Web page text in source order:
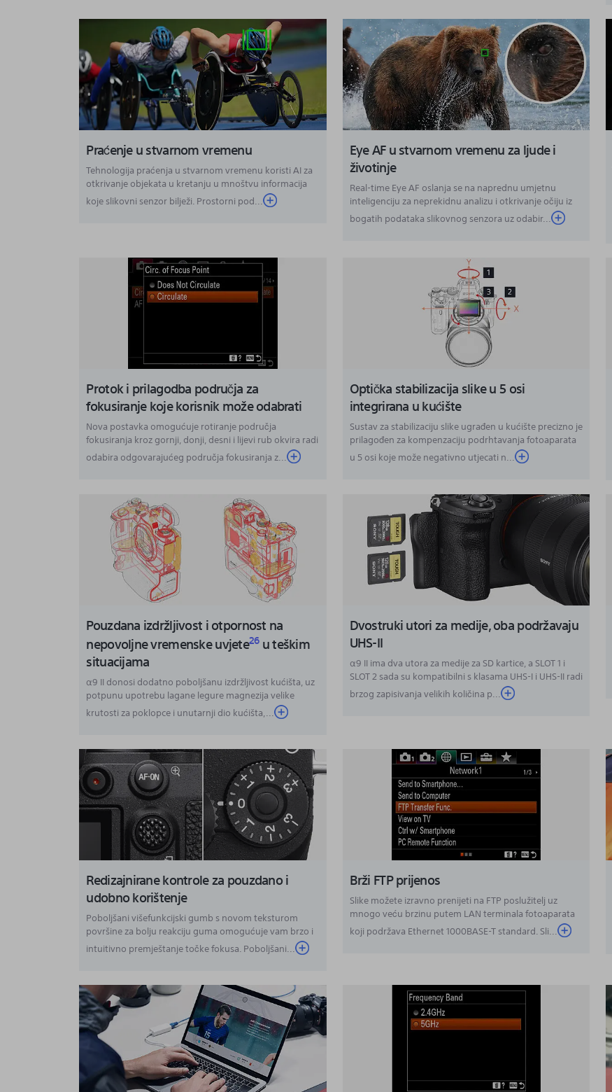
Praćenje u stvarnom vremenu
Tehnologija praćenja u stvarnom vremenu koristi AI za
otkrivanje objekata u kretanju u mnoštvu informacija
koje slikovni senzor bilježi. Prostorni pod...
Eye AF u stvarnom vremenu za ljude i
životinje
Real-time Eye AF oslanja se na naprednu umjetnu
inteligenciju za neprekidnu analizu i otkrivanje očiju iz
bogatih podataka slikovnog senzora uz odabir...
Protok i prilagodba područja za
fokusiranje koje korisnik može odabrati
Nova postavka omogućuje rotiranje područja
fokusiranja kroz gornji, donji, desni i lijevi rub okvira radi
odabira odgovarajućeg područja fokusiranja z...
Optička stabilizacija slike u 5 osi
integrirana u kućište
Sustav za stabilizaciju slike ugrađen u kućište precizno je
prilagođen za kompenzaciju podrhtavanja fotoaparata
u 5 osi koje može negativno utjecati n...
Pouzdana izdržljivost i otpornost na
nepovoljne vremenske uvjete26u teškim
situacijama
α9 II donosi dodatno poboljšanu izdržljivost kućišta, uz
potpunu upotrebu lagane legure magnezija velike
krutosti za poklopce i unutarnji dio kućišta,...
Dvostruki utori za medije, oba podržavaju
UHS-II
α9 II ima dva utora za medije za SD kartice, a SLOT 1 i
SLOT 2 sada su kompatibilni s klasama UHS-I i UHS-II radi
brzog zapisivanja velikih količina p...
Redizajnirane kontrole za pouzdano i
udobno korištenje
Poboljšani višefunkcijski gumb s novom teksturom
površine za bolju reakciju guma omogućuje vam brzo i
intuitivno premještanje točke fokusa. Poboljšani...
Brži FTP prijenos
Slike možete izravno prenijeti na FTP poslužitelj uz
mnogo veću brzinu putem LAN terminala fotoaparata
koji podržava Ethernet 1000BASE-T standard. Sli...